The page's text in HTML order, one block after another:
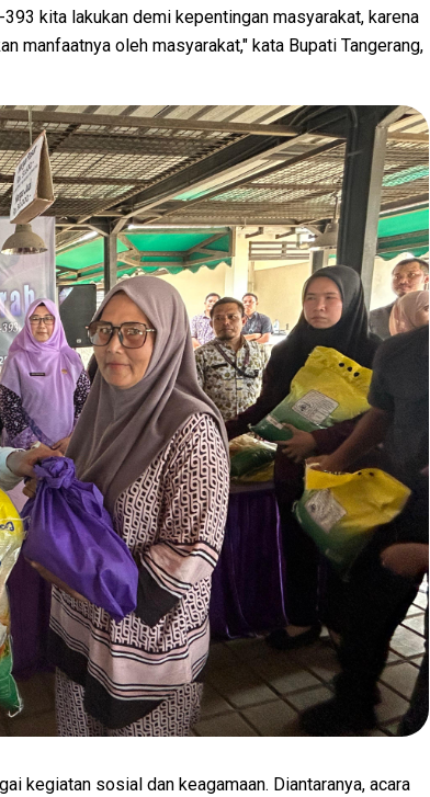
kita lakukan demi kepentingan masyarakat, karena
manfaatnya oleh masyarakat," kata Bupati Tangerang,
kegiatan sosial dan keagamaan. Diantaranya, acara